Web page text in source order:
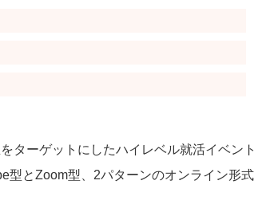
ターゲットにしたハイレベル就活イベント
型とZoom型、2パターンのオンライン形式